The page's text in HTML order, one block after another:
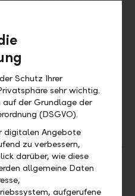
zu
Group CEO der LLB.
der LLB
LLB wurde als "
Financial Services
die
duale Positionierung als
Privatbank.
von Liechtensteinische
wurden die
und
Der neue
Schutz Ihrer
sehr wichtig.
auf der Grundlage der
(DSGVO).
digitalen Angebote
zu verbessern,
darüber, wie diese
allgemeine Daten
aufgerufene